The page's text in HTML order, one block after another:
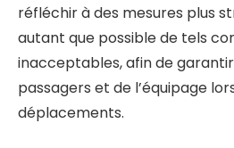
réfléchir à des mesures plus
autant que possible de tels
inacceptables, afin de
passagers et de l’équipage
déplacements.